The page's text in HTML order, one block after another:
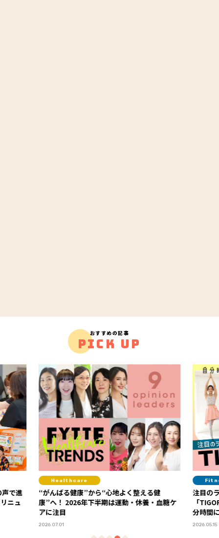
おすすめの記事
PICK UP
で進
ニュ
Healthcare
“がんばる健康”から“心地よく整える健
康”へ！ 2026年下半期は運動・休養・血糖ケ
アに注目
2026.07.01
注目の
「
分時間
2026.05.15